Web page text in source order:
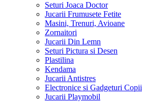
Seturi Joaca Doctor
Jucarii Frumusete Fetite
Masini, Trenuri, Avioane
Zornaitori
Jucarii Din Lemn
Seturi Pictura si Desen
Plastilina
Kendama
Jucarii Antistres
Electronice si Gadgeturi Copii
Jucarii Playmobil